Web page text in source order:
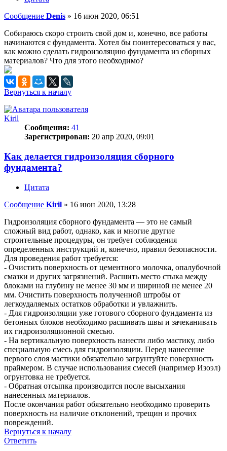
Сообщение Denis » 16 июн 2020, 06:51
Собираюсь скоро строить свой дом и, конечно, все работы
начинаются с фундамента. Хотел бы поинтересоваться у вас,
как можно сделать гидроизоляцию фундамента из сборных
материалов? Что для этого необходимо?
Вернуться к началу
Kiril
Сообщения: 41
Зарегистрирован: 20 апр 2020, 09:01
Как делается гидроизоляция сборного
фундамента?
Цитата
Сообщение Kiril » 16 июн 2020, 13:28
Гидроизоляция сборного фундамента — это не самый
сложный вид работ, однако, как и многие другие
строительные процедуры, он требует соблюдения
определенных инструкций и, конечно, правил безопасности.
Для проведения работ требуется:
- Очистить поверхность от цементного молочка, опалубочной
смазки и других загрязнений. Расшить место стыка между
блоками на глубину не менее 30 мм и шириной не менее 20
мм. Очистить поверхность полученной штробы от
легкоудаляемых остатков обработки и увлажнить.
- Для гидроизоляции уже готового сборного фундамента из
бетонных блоков необходимо расшивать швы и зачеканивать
их гидроизоляционной смесью.
- На вертикальную поверхность нанести либо мастику, либо
специальную смесь для гидроизоляции. Перед нанесение
первого слоя мастики обязательно загрунтуйте поверхность
праймером. В случае использования смесей (например Изоэл)
огрунтовка не требуется.
- Обратная отсыпка производится после высыхания
нанесенных материалов.
После окончания работ обязательно необходимо проверить
поверхность на наличие отклонений, трещин и прочих
повреждений.
Вернуться к началу
Ответить
Ответить